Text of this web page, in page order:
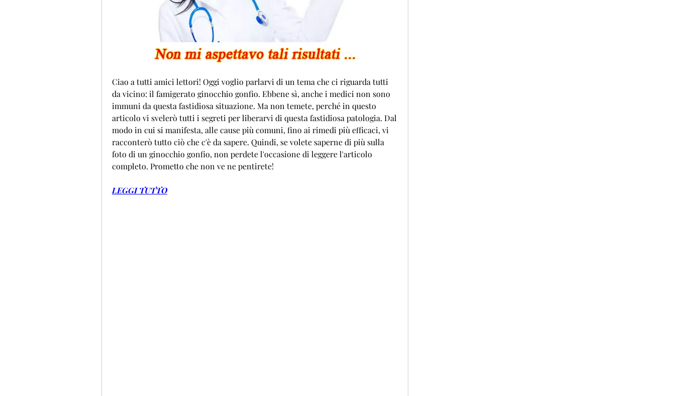
Ciao a tutti amici lettori! Oggi voglio parlarvi di un tema che ci riguarda tutti
da vicino: il famigerato ginocchio gonfio. Ebbene sì, anche i medici non sono
immuni da questa fastidiosa situazione. Ma non temete, perché in questo
articolo vi svelerò tutti i segreti per liberarvi di questa fastidiosa patologia. Dal
modo in cui si manifesta, alle cause più comuni, fino ai rimedi più efficaci, vi
racconterò tutto ciò che c'è da sapere. Quindi, se volete saperne di più sulla
foto di un ginocchio gonfio, non perdete l'occasione di leggere l'articolo
completo. Prometto che non ve ne pentirete!
LEGGI TUTTO